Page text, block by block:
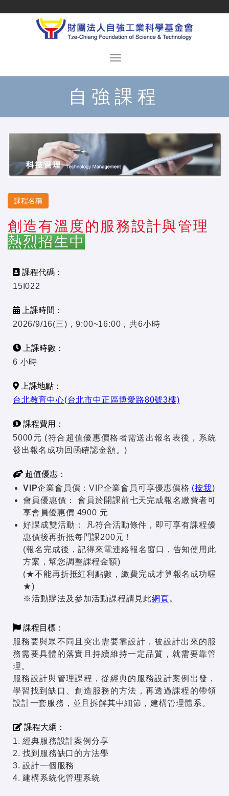
自強課程
課程名稱
創造有溫度的服務設計與管理
熱烈招生中
課程代碼：
15I022
上課時間：
2026/9/16(三)，9:00~16:00，共6小時
上課時數：
6 小時
上課地點：
台北教育中心(台北市中正區博愛路80號3樓)
課程費用：
5000元 (符合超值優惠價格者需送出報名表後，系統
發出報名成功回函確認金額。)
超值優惠：
VIP企業會員價：VIP企業會員可享優惠價格 (按我)
會員優惠價：
會員於開課前七天完成報名繳費者可
享會員優惠價 4900 元
好課成雙活動：
凡符合活動條件，即可享有課程優
惠價後再折抵每門課200元！
(報名完成後，記得來電連絡報名窗口，告知使用此
方案，幫您調整課程金額)
(★不能再折抵紅利點數，繳費完成才算報名成功喔
★)
※活動辦法及參加活動課程請見此網頁。
課程目標：
服務要與眾不同且突出需要靠設計，被設計出來的服
務需要具體的落實且持續維持一定品質，就需要靠管
理。
服務設計與管理課程，從經典的服務設計案例出發，
學習找到缺口、創造服務的方法，再透過課程的帶領
設計一套服務，並且拆解其中細節，建構管理體系。
課程大綱：
1. 經典服務設計案例分享
2. 找到服務缺口的方法學
3. 設計一個服務
4. 建構系統化管理系統